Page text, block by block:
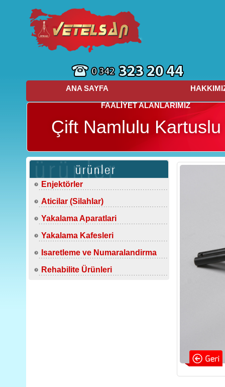
ANA SAYFA
FAALİYET ALANLARIMIZ
Çift Namlulu Kartuslu
Enjektörler
Aticilar (Silahlar)
Yakalama Aparatlari
Yakalama Kafesleri
Isaretleme ve Numaralandirma
Rehabilite Ürünleri